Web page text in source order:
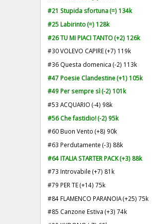
#21 Stupida sfortuna (=) 134k
#25 Labirinto (=) 128k
#26 TU MI PIACI TANTO (+2) 126k
#30 VOLEVO CAPIRE (+7) 119k
#36 Questa domenica (-2) 113k
#47 Poesie Clandestine (+1) 105k
#49 Per sempre sì (-2) 101k
#53 ACQUARIO (-4) 98k
#56 Che fastidio! (-2) 95k
#60 Buon Vento (+8) 90k
#63 Perdutamente (-3) 88k
#64 ITALIA STARTER PACK (+3) 88k
#73 Introvabile (+7) 81k
#79 PER TE (+14) 75k
#84 FLAMENCO PARANOIA (+25) 75k
#85 Canzone Estiva (+3) 74k